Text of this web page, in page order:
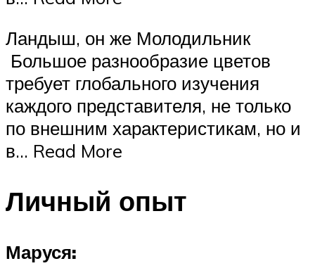
Ландыш, он же Молодильник
Большое разнообразие цветов
требует глобального изучения
каждого представителя, не только
по внешним характеристикам, но и
в… Read More
Личный опыт
Маруся: